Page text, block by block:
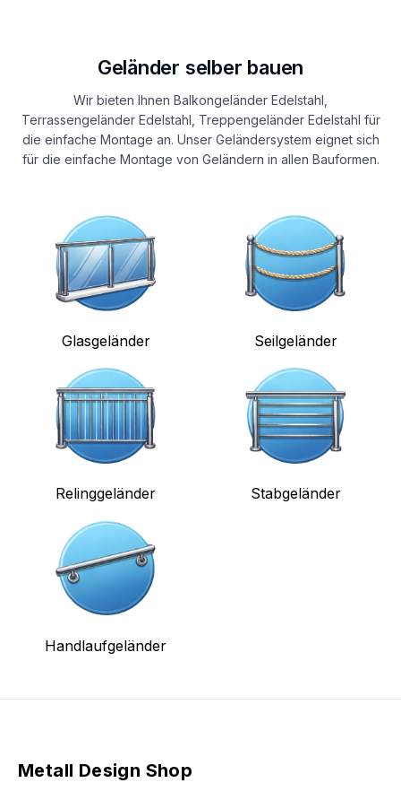
Geländer selber bauen
Wir bieten Ihnen Balkongeländer Edelstahl,
Terrassengeländer Edelstahl, Treppengeländer Edelstahl für
die einfache Montage an. Unser Geländersystem eignet sich
für die einfache Montage von Geländern in allen Bauformen.
Glasgeländer Seilgeländer
Relinggeländer Stabgeländer
Handlaufgeländer
Metall Design Shop